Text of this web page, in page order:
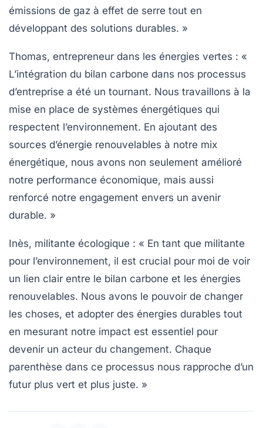
émissions de gaz à effet de serre tout en
développant des solutions durables. »
Thomas, entrepreneur dans les énergies vertes : «
L’intégration du bilan carbone dans nos processus
d’entreprise a été un tournant. Nous travaillons à la
mise en place de systèmes énergétiques qui
respectent l’environnement. En ajoutant des
sources d’énergie renouvelables à notre mix
énergétique, nous avons non seulement amélioré
notre performance économique, mais aussi
renforcé notre engagement envers un avenir
durable. »
Inès, militante écologique : « En tant que militante
pour l’environnement, il est crucial pour moi de voir
un lien clair entre le bilan carbone et les énergies
renouvelables. Nous avons le pouvoir de changer
les choses, et adopter des énergies durables tout
en mesurant notre impact est essentiel pour
devenir un acteur du changement. Chaque
parenthèse dans ce processus nous rapproche d’un
futur plus vert et plus juste. »